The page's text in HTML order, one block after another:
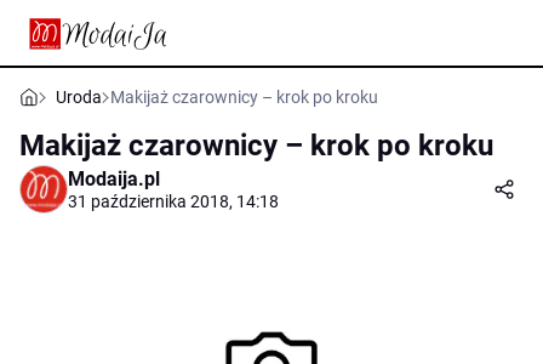
Uroda Makijaż czarownicy – krok po kroku
Makijaż czarownicy – krok po kroku
Modaija.pl
31 października 2018, 14:18